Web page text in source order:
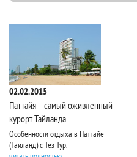
02.02.2015
Паттайя – самый оживленный
курорт Тайланда
Особенности отдыха в Паттайе
(Таиланд) с Тез Тур.